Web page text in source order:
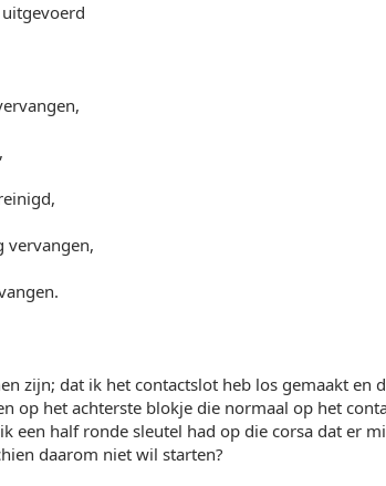
vervangen,
zijn; dat ik het contactslot heb los gemaakt en
op het achterste blokje die normaal op het
een half ronde sleutel had op die corsa dat er
daarom niet wil starten?